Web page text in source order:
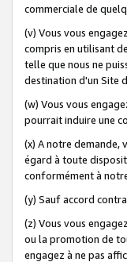
commerciale de
(v) Vous vous
compris en utilisant
telle que nous ne
destination d'un Site
(w) Vous vous
pourrait induire une
(x) A notre demande,
égard à toute
conformément à
(y) Sauf accord
(z) Vous vous
ou la promotion de
engagez à ne pas